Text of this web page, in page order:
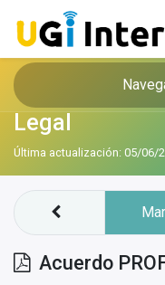
Legal
Última actualización: 05/06/
Acuerdo PROFECO e IFT del